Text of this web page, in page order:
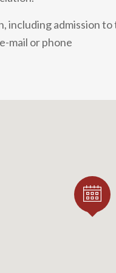
including admission
mail or phone